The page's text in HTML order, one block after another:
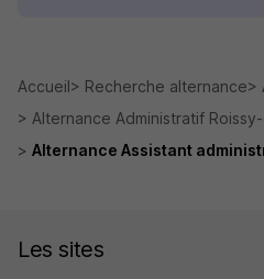
Accueil Recherche alternance
Alternance Administratif
Alternance Assistant
Les sites